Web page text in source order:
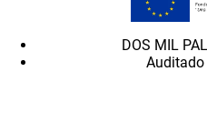
DOS MIL